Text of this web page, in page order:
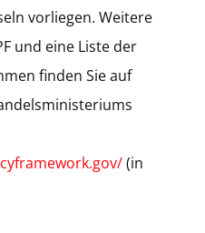
vorliegen. Weitere
und eine Liste der
finden Sie auf
(in